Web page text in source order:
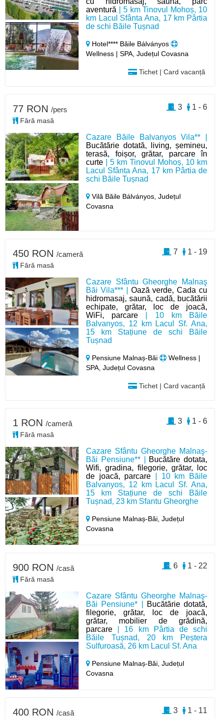
aventură | 5 km Tinovul Mohoș, 10
km Lacul Sfânta Ana, 17 km Pârtia
de schi Băile Tușnad
Hotel**** Băile Bálványos
Wellness | SPA, Județul Covasna
Tichet | Card vacanță
Cazare Băile Balvanyos Vila** |
Bucătărie dotată, living, șemineu,
terasă, foișor, grătar, parcare în
curte | 5 km Tinovul Mohoș, 10 km
Lacul Sfânta Ana, 17 km Pârtia de
schi Băile Tușnad
Vilă Băile Bálványos,Județul
Covasna
77 RON /pers
Fără masă
1 - 6
3
Cazare Sfântu Gheorghe Malnaş
Băi Vila*** | Oază verde, Cada cu
hidromasaj, saună, cadă, bucătării
echipate, grătar, loc de joacă,
WiFi, parcare | 10 km Băile
Balvanyos, 12 km Lacul Sf. Ana,
15 km Stațiune de schi Băile
Tușnad
Pensiune Malnaș-Băi
Wellness |
SPA, Județul Covasna
Tichet | Card vacanță
450 RON /cameră
Fără masă
1 - 19
7
Cazare Sfântu Gheorghe Malnaş-
Băi Pensiune** |
Bucătăre dotata,
Wifi, gradina, filegorie, grătar, loc
de joacă, parcare | 10 km Băile
Balvanyos, 12 km Lacul Sf. Ana,
15 km Stațiune de schi Băile
Tușnad, 23 km Sfantu Gheorghe
Pensiune Malnaș-Băi,Județul
Covasna
1 RON /cameră
Fără masă
1 - 6
3
Cazare Sfântu Gheorghe Malnaş-
Băi Pensiune* |
Bucătărie dotată,
filegorie, grătar, loc de joacă,
grătar, mobilier de grădină,
parcare | 16 km Pârtia de schi
Băile Tușnad, 20 km Peștera
Sulfuroasă, 26 km Lacul Sf. Ana
Pensiune Malnaș-Băi,Județul
Covasna
900 RON /casă
Fără masă
1 - 22
6
400 RON /casă 1 - 11
3